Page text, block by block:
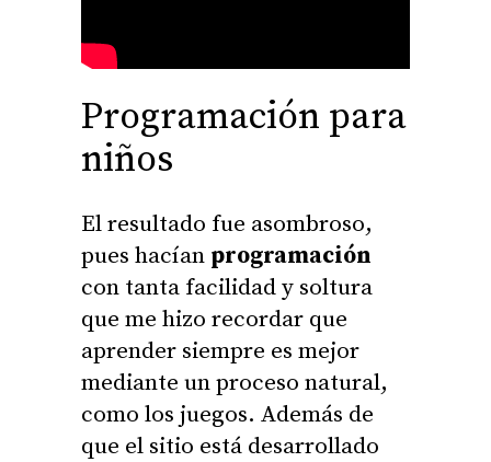
Programación para
niños
El resultado fue asombroso,
pues hacían programación
con tanta facilidad y soltura
que me hizo recordar que
aprender siempre es mejor
mediante un proceso natural,
como los juegos. Además de
que el sitio está desarrollado